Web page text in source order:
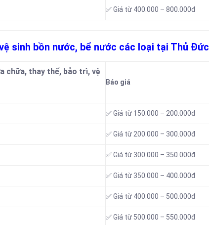
✅ Giá từ 400.000 – 800.000đ
sinh bồn nước, bể nước các loại tại Thủ Đức
chữa, thay thế, bảo trì, vệ
Báo giá
✅ Giá từ 150.000 – 200.000đ
✅ Giá từ 200.000 – 300.000đ
✅ Giá từ 300.000 – 350.000đ
✅ Giá từ 350.000 – 400.000đ
✅ Giá từ 400.000 – 500.000đ
✅ Giá từ 500.000 – 550.000đ